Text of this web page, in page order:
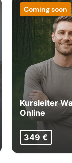
Coming soon
Kursleiter
Online
349 €